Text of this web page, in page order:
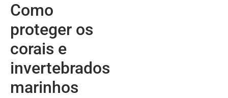
Como
proteger os
corais e
invertebrados
marinhos